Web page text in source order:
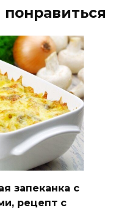
запеканка с
рецепт с